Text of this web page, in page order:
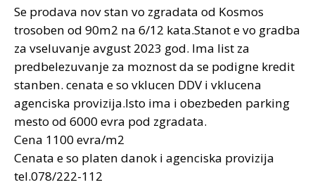
Se prodava nov stan vo zgradata od Kosmos
trosoben od 90m2 na 6/12 kata.Stanot e vo gradba
za vseluvanje avgust 2023 god. Ima list za
predbelezuvanje za moznost da se podigne kredit
stanben. cenata e so vklucen DDV i vklucena
agenciska provizija.Isto ima i obezbeden parking
mesto od 6000 evra pod zgradata.
Cena 1100 evra/m2
Cenata e so platen danok i agenciska provizija
tel.078/222-112